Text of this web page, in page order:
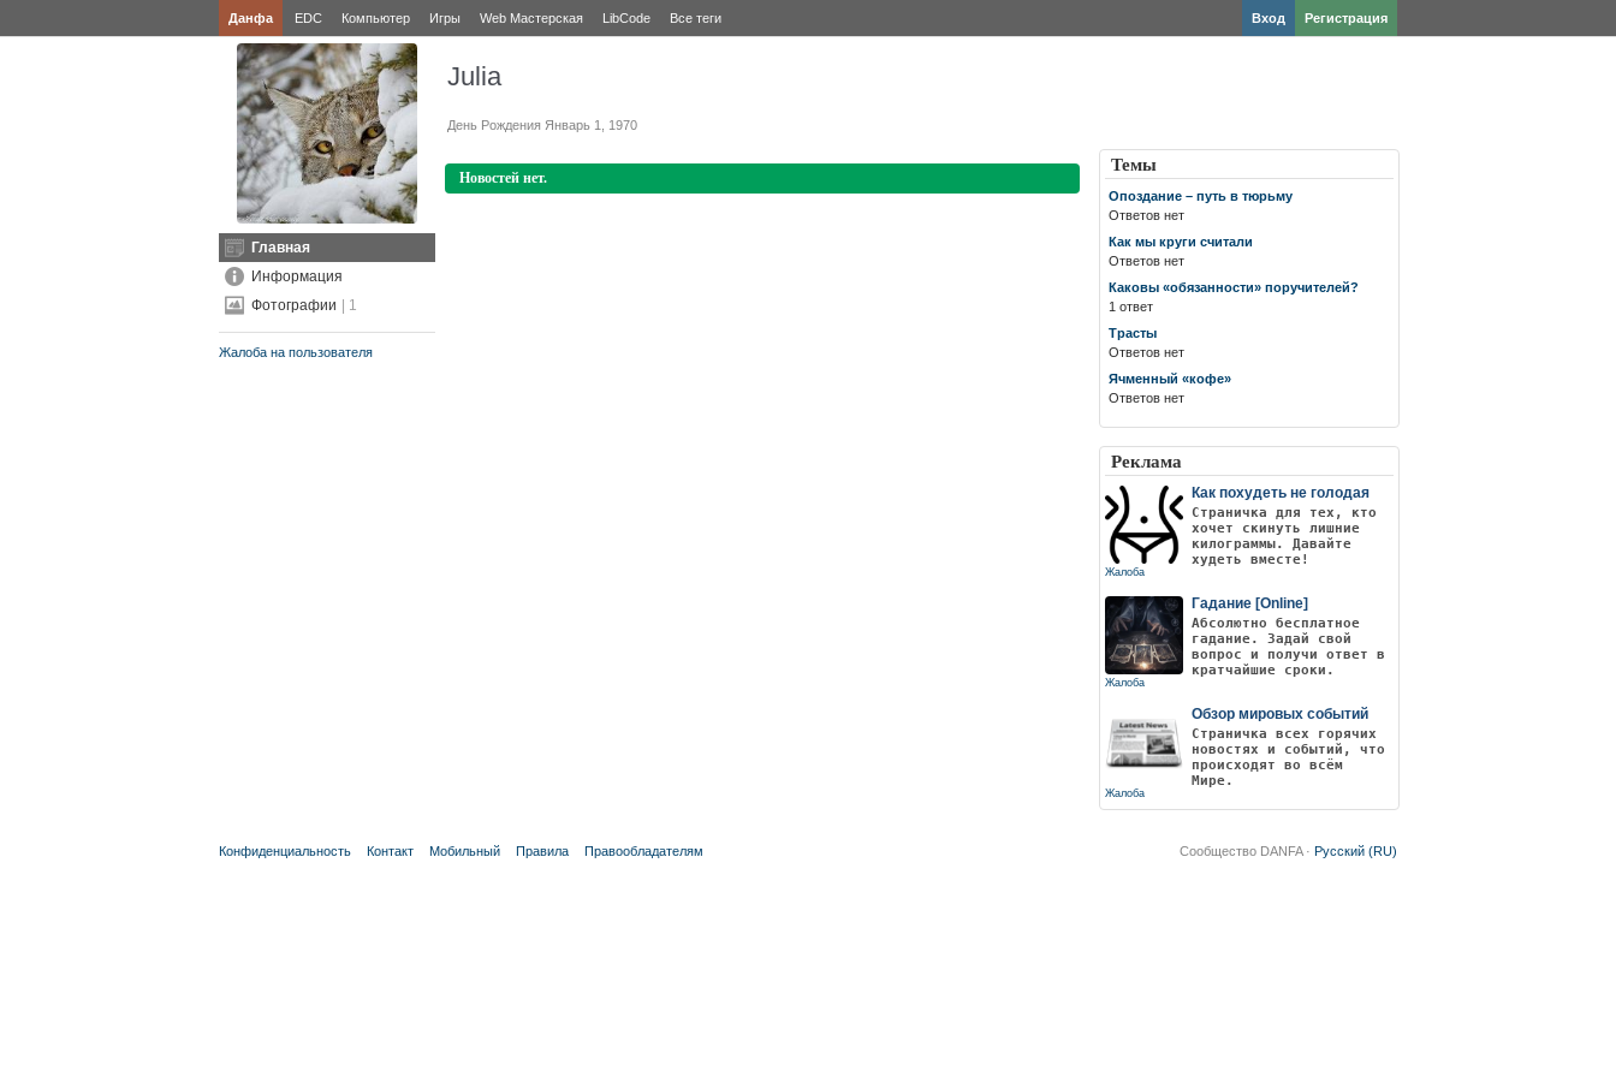
Данфа EDC Компьютер Игры Web Мастерская LibCode Все теги Регистрация
Вход
Главная
Информация
Фотографии
| 1
Жалоба на пользователя
Julia
День Рождения Январь 1, 1970
Новостей нет.
Темы
Опоздание – путь в тюрьму
Ответов нет
Как мы круги считали
Ответов нет
Каковы «обязанности» поручителей?
1 ответ
Трасты
Ответов нет
Ячменный «кофе»
Ответов нет
Реклама
Как похудеть не голодая
Страничка для тех, кто
хочет скинуть лишние
килограммы. Давайте
худеть вместе!
Жалоба
Гадание [Online]
Абсолютно бесплатное
гадание. Задай свой
вопрос и получи ответ в
кратчайшие сроки.
Жалоба
Обзор мировых событий
Страничка всех горячих
новостях и событий, что
происходят во всём
Мире.
Жалоба
Конфиденциальность Контакт Мобильный Правила Правообладателям Сообщество DANFA · Русский (RU)